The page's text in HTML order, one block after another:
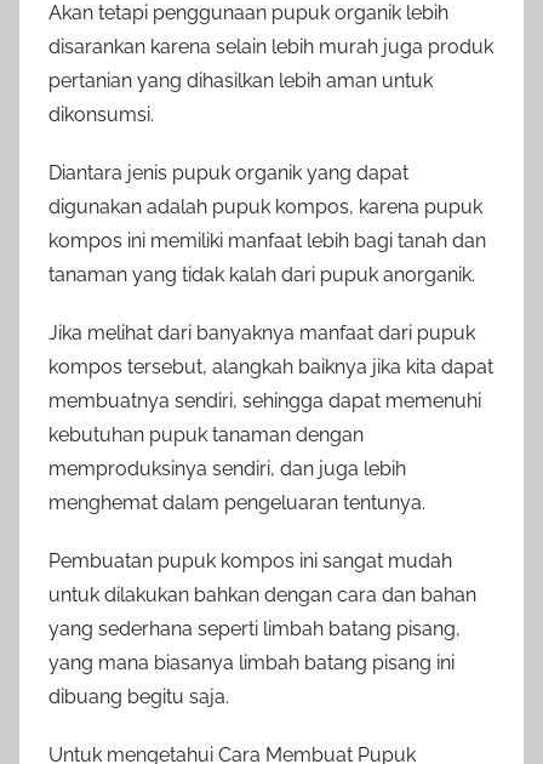
Akan tetapi penggunaan pupuk organik lebih
disarankan karena selain lebih murah juga produk
pertanian yang dihasilkan lebih aman untuk
dikonsumsi.
Diantara jenis pupuk organik yang dapat
digunakan adalah pupuk kompos, karena pupuk
kompos ini memiliki manfaat lebih bagi tanah dan
tanaman yang tidak kalah dari pupuk anorganik.
Jika melihat dari banyaknya manfaat dari pupuk
kompos tersebut, alangkah baiknya jika kita dapat
membuatnya sendiri, sehingga dapat memenuhi
kebutuhan pupuk tanaman dengan
memproduksinya sendiri, dan juga lebih
menghemat dalam pengeluaran tentunya.
Pembuatan pupuk kompos ini sangat mudah
untuk dilakukan bahkan dengan cara dan bahan
yang sederhana seperti limbah batang pisang,
yang mana biasanya limbah batang pisang ini
dibuang begitu saja.
Untuk mengetahui Cara Membuat Pupuk